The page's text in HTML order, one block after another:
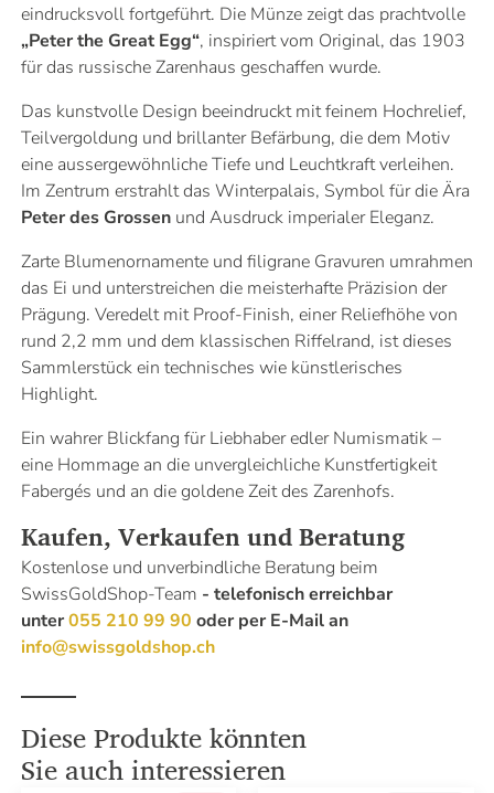
eindrucksvoll fortgeführt. Die Münze zeigt das prachtvolle
„Peter the Great Egg“, inspiriert vom Original, das 1903
für das russische Zarenhaus geschaffen wurde.
Das kunstvolle Design beeindruckt mit feinem Hochrelief,
Teilvergoldung und brillanter Befärbung, die dem Motiv
eine aussergewöhnliche Tiefe und Leuchtkraft verleihen.
Im Zentrum erstrahlt das Winterpalais, Symbol für die Ära
Peter des Grossenund Ausdruck imperialer Eleganz.
Zarte Blumenornamente und filigrane Gravuren umrahmen
das Ei und unterstreichen die meisterhafte Präzision der
Prägung. Veredelt mit Proof-Finish, einer Reliefhöhe von
rund 2,2 mm und dem klassischen Riffelrand, ist dieses
Sammlerstück ein technisches wie künstlerisches
Highlight.
Ein wahrer Blickfang für Liebhaber edler Numismatik –
eine Hommage an die unvergleichliche Kunstfertigkeit
Fabergés und an die goldene Zeit des Zarenhofs.
Kaufen, Verkaufen und Beratung
Kostenlose und unverbindliche Beratung beim
SwissGoldShop-Team - telefonisch erreichbar
unter055 210 99 90 oder per E-Mail an
info@swissgoldshop.ch
Diese Produkte könnten
Sie auch interessieren